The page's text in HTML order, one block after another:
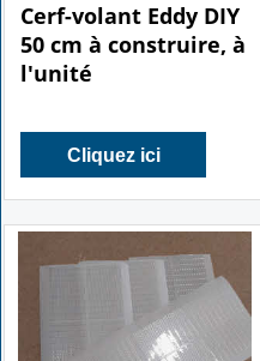
Cerf-volant Eddy DIY
50 cm à construire, à
l'unité
Cliquez ici